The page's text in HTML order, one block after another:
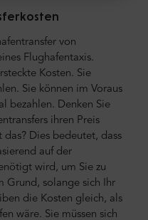
von
Flughafentaxis.
Kosten. Sie
Sie können im Voraus
bezahlen. Denken Sie
ihren Preis
Dies bedeutet, dass
auf der
wird, um Sie zu
Grund, solange sich Ihr
die Kosten gleich, als
wäre. Sie müssen sich